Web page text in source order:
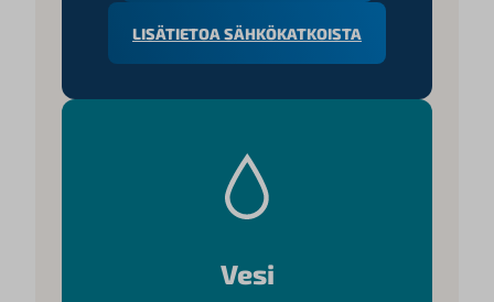
LISÄTIETOA SÄHKÖKATKOISTA
Vesi